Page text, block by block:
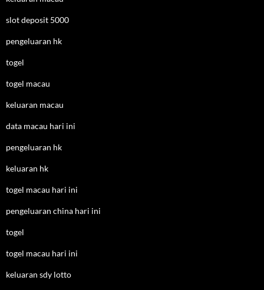
slot deposit 5000
pengeluaran hk
togel
togel macau
keluaran macau
data macau hari ini
pengeluaran hk
keluaran hk
togel macau hari ini
pengeluaran china hari ini
togel
togel macau hari ini
keluaran sdy lotto